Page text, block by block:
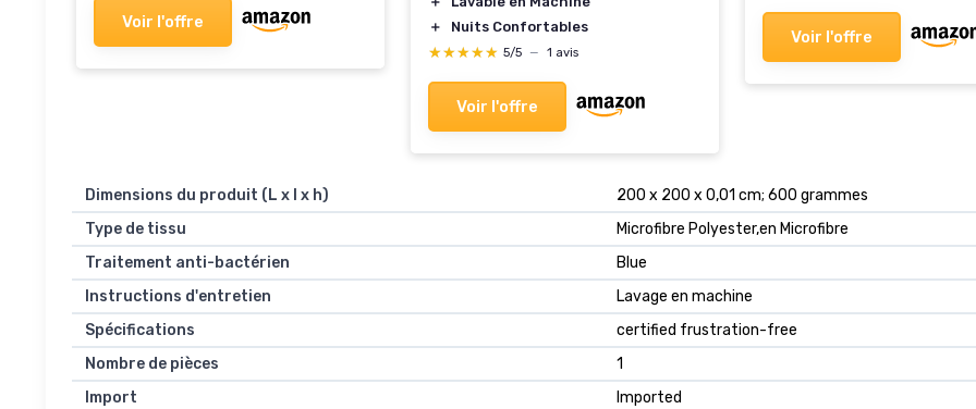
Voir l'offre
＋
Nuits Confortables
★★★★★
★★★★★ 5/5 — 1 avis
Voir l'offre
Voir l'offre
Dimensions du produit (L x l x h)
‎200 x 200 x 0,01 cm; 600 grammes
Type de tissu
‎Microfibre Polyester,en Microfibre
Traitement anti-bactérien
‎Blue
Instructions d'entretien
‎Lavage en machine
Spécifications
‎certified frustration-free
Nombre de pièces
‎1
Import
‎Imported